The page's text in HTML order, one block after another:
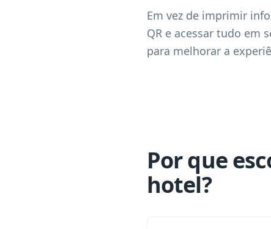
Em vez de imprimir
QR e acessar tudo em
para melhorar a
Por que
hotel?